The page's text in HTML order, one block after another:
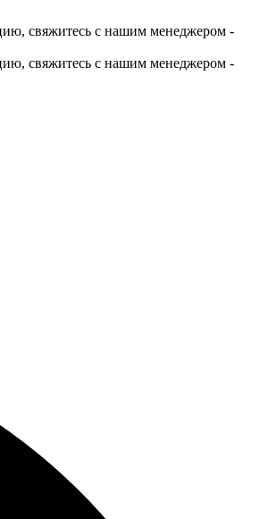
свяжитесь с нашим менеджером -
свяжитесь с нашим менеджером -